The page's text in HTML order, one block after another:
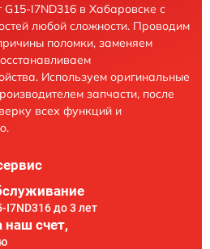
I7ND316 в Хабаровске с
любой сложности. Проводим
поломки, заменяем
Используем оригинальные
запчасти, после
всех функций и
I7ND316 до 3 лет
наш счет,